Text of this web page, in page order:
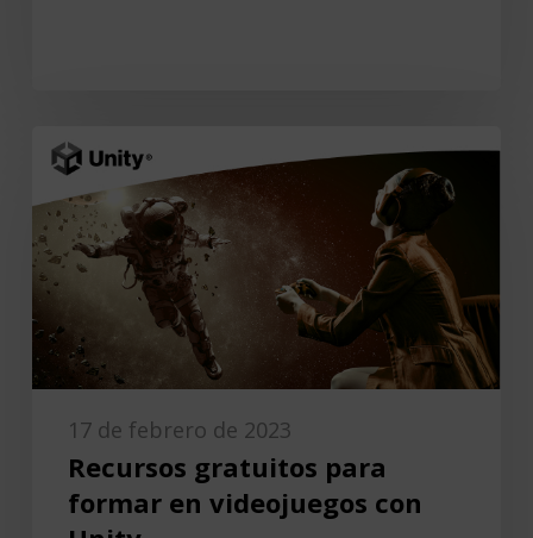
Recursos gratuitos para
formar en videojuegos con
17 de febrero de 2023